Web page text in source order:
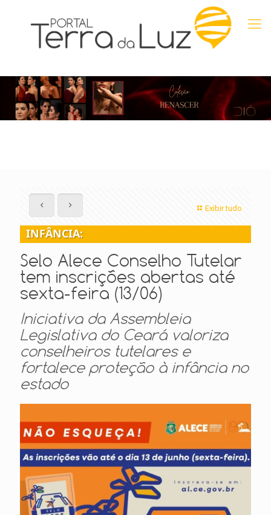
Exibir tudo
INFÂNCIA:
Selo Alece Conselho Tutelar
tem inscrições abertas até
sexta-feira (13/06)
Iniciativa da Assembleia
Legislativa do Ceará valoriza
conselheiros tutelares e
fortalece proteção à infância no
estado